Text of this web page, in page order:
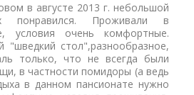
в августе 2013 г. небольшой
понравился. Проживали в
условия очень комфортные.
"шведкий стол",разнообразное,
только, что не всегда были
в частности помидоры (а ведь
в данном пансионате нужно